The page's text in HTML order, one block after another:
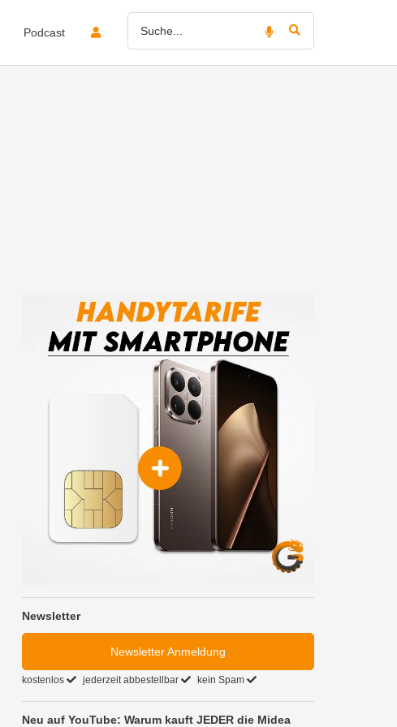
Podcast
Newsletter
Newsletter Anmeldung
kostenlos jederzeit abbestellbar kein Spam
Neu auf YouTube: Warum kauft JEDER die Midea